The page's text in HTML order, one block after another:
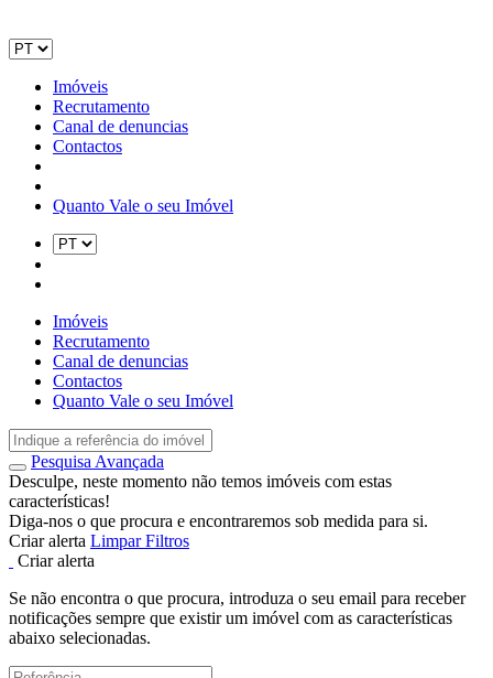
Imóveis
Recrutamento
Canal de denuncias
Contactos
Quanto Vale o seu Imóvel
Imóveis
Recrutamento
Canal de denuncias
Contactos
Quanto Vale o seu Imóvel
Pesquisa Avançada
Desculpe, neste momento não temos imóveis com estas
características!
Diga-nos o que procura e encontraremos sob medida para si.
Criar alerta Limpar Filtros
Criar alerta
Se não encontra o que procura, introduza o seu email para receber
notificações sempre que existir um imóvel com as características
abaixo selecionadas.